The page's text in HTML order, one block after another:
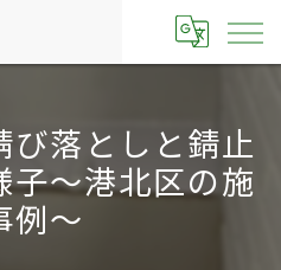
び落としと錆止
子～港北区の施
例～